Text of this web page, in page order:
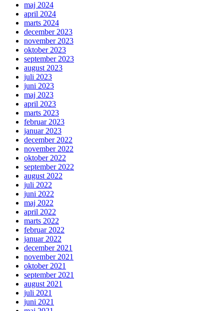
maj 2024
april 2024
marts 2024
december 2023
november 2023
oktober 2023
september 2023
august 2023
juli 2023
juni 2023
maj 2023
april 2023
marts 2023
februar 2023
januar 2023
december 2022
november 2022
oktober 2022
september 2022
august 2022
juli 2022
juni 2022
maj 2022
april 2022
marts 2022
februar 2022
januar 2022
december 2021
november 2021
oktober 2021
september 2021
august 2021
juli 2021
juni 2021